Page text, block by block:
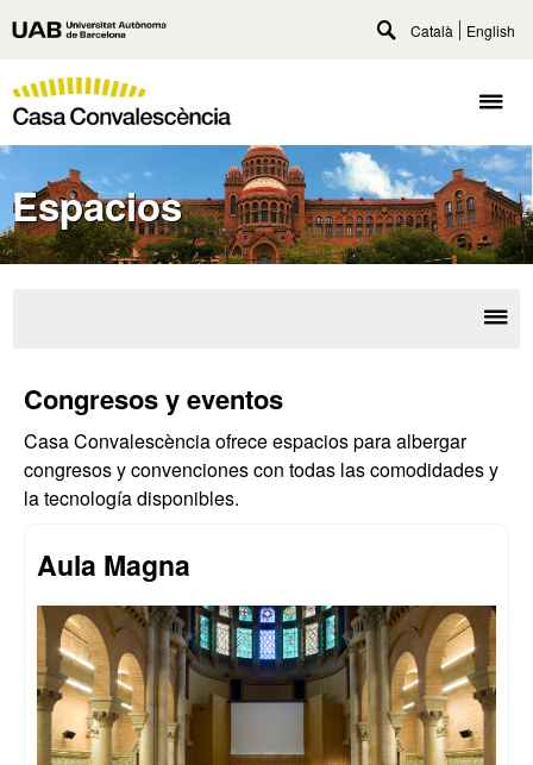
al
principal
Universitat
Autònoma
de
Barcelona
Despliega
Català English
Convalescència
UAB
U
B
Espacios
Congresos y eventos
Casa Convalescència ofrece espacios para albergar
congresos y convenciones con todas las comodidades y
la tecnología disponibles.
Aula Magna